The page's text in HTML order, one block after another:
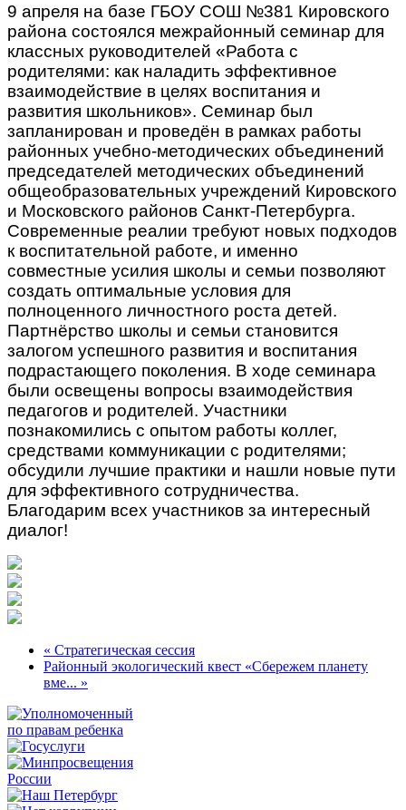
9 апреля на базе ГБОУ СОШ №381 Кировского
района состоялся межрайонный семинар для
классных руководителей «Работа с
родителями: как наладить эффективное
взаимодействие в целях воспитания и
развития школьников». Семинар был
запланирован и проведён в рамках работы
районных учебно-методических объединений
председателей методических объединений
общеобразовательных учреждений Кировского
и Московского районов Санкт-Петербурга.
Современные реалии требуют новых подходов
к воспитательной работе, и именно
совместные усилия школы и семьи позволяют
создать оптимальные условия для
полноценного личностного роста детей.
Партнёрство школы и семьи становится
залогом успешного развития и воспитания
подрастающего поколения. В ходе семинара
были освещены вопросы взаимодействия
педагогов и родителей. Участники
познакомились с опытом работы коллег,
средствами коммуникации с родителями;
обсудили лучшие практики и нашли новые пути
для эффективного сотрудничества.
Благодарим всех участников за интересный
диалог!
« Стратегическая сессия
Районный экологический квест «Сбережем планету
вме... »